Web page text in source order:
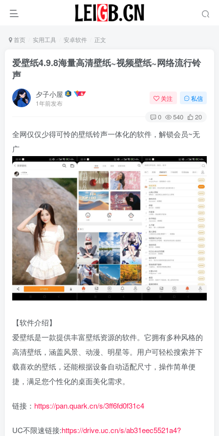
首页 实用工具 安卓软件 正文
爱壁纸4.9.8海量高清壁纸~视频壁纸~网络流行铃
声
夕子小屋
1年前发布
关注 私信
0 540 20
全网仅仅少得可怜的壁纸铃声一体化的软件，解锁会员~无
广
【软件介绍】
爱壁纸是一款提供丰富壁纸资源的软件。它拥有多种风格的
高清壁纸，涵盖风景、动漫、明星等。用户可轻松搜索并下
载喜欢的壁纸，还能根据设备自动适配尺寸，操作简单便
捷，满足您个性化的桌面美化需求。
链接： https://pan.quark.cn/s/3ff6fd0f31c4
UC不限速链接:https://drive.uc.cn/s/ab31eec5521a4?